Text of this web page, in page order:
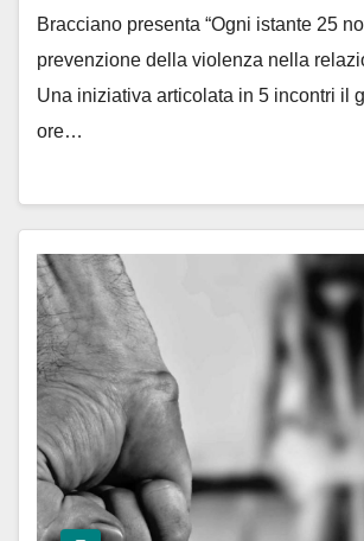
Bracciano presenta “Ogni istante 25
prevenzione della violenza nella
Una iniziativa articolata in 5 incontri il
ore…